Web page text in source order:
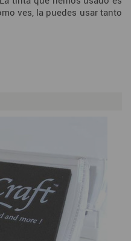
ves, la puedes usar tanto